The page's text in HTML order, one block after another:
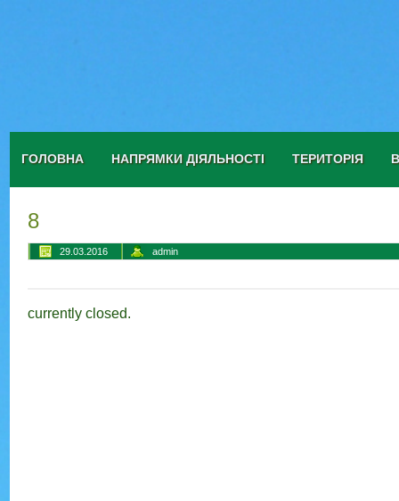
ГОЛОВНА НАПРЯМКИ ДІЯЛЬНОСТІ ТЕРИТОРІЯ
8
29.03.2016 admin
currently closed.